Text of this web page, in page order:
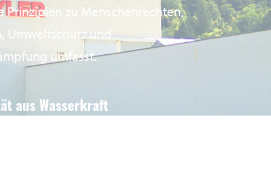
Prinzipien zu Menschenrechten,
Umweltschutz und
umfasst.
aus Wasserkraft